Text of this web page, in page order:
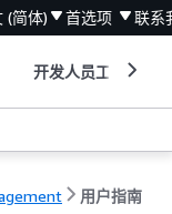
(简体) 首选项 联系
开发人员工具
用户指南